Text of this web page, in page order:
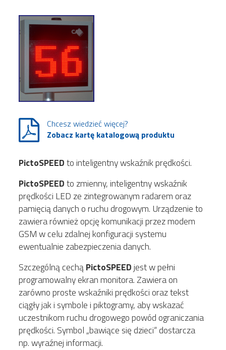
Chcesz wiedzieć więcej?
Zobacz kartę katalogową produktu
PictoSPEEDto inteligentny wskaźnik prędkości.
PictoSPEEDto zmienny, inteligentny wskaźnik
prędkości LED ze zintegrowanym radarem oraz
pamięcią danych o ruchu drogowym. Urządzenie to
zawiera również opcję komunikacji przez modem
GSM w celu zdalnej konfiguracji systemu
ewentualnie zabezpieczenia danych.
Szczególną cechąPictoSPEEDjest w pełni
programowalny ekran monitora. Zawiera on
zarówno proste wskaźniki prędkości oraz tekst
ciągły jak i symbole i piktogramy, aby wskazać
uczestnikom ruchu drogowego powód ograniczania
prędkości. Symbol „bawiące się dzieci“ dostarcza
np. wyraźnej informacji.